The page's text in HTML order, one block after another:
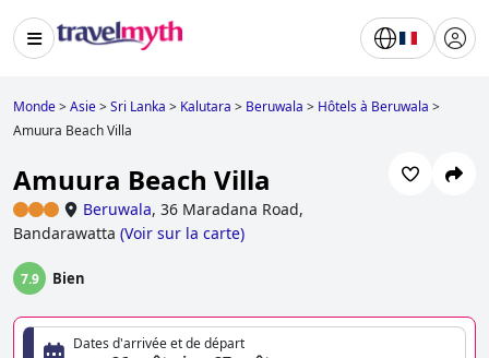
Monde>Asie>Sri Lanka > Kalutara > Beruwala > Hôtels à Beruwala >
Amuura Beach Villa
Amuura Beach Villa
Beruwala, 36 Maradana Road,
Bandarawatta (Voir sur la carte)
7.9 Bien
Dates d'arrivée et de départ